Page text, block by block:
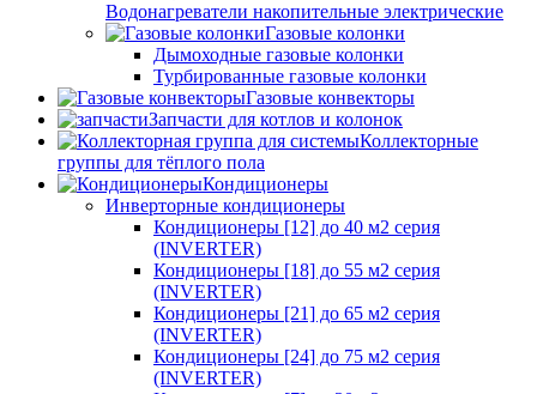
Водонагреватели накопительные электрические
Газовые колонки
Дымоходные газовые колонки
Турбированные газовые колонки
Газовые конвекторы
Запчасти для котлов и колонок
Коллекторные
группы для тёплого пола
Кондиционеры
Инверторные кондиционеры
Кондиционеры [12] до 40 м2 серия
(INVERTER)
Кондиционеры [18] до 55 м2 серия
(INVERTER)
Кондиционеры [21] до 65 м2 серия
(INVERTER)
Кондиционеры [24] до 75 м2 серия
(INVERTER)